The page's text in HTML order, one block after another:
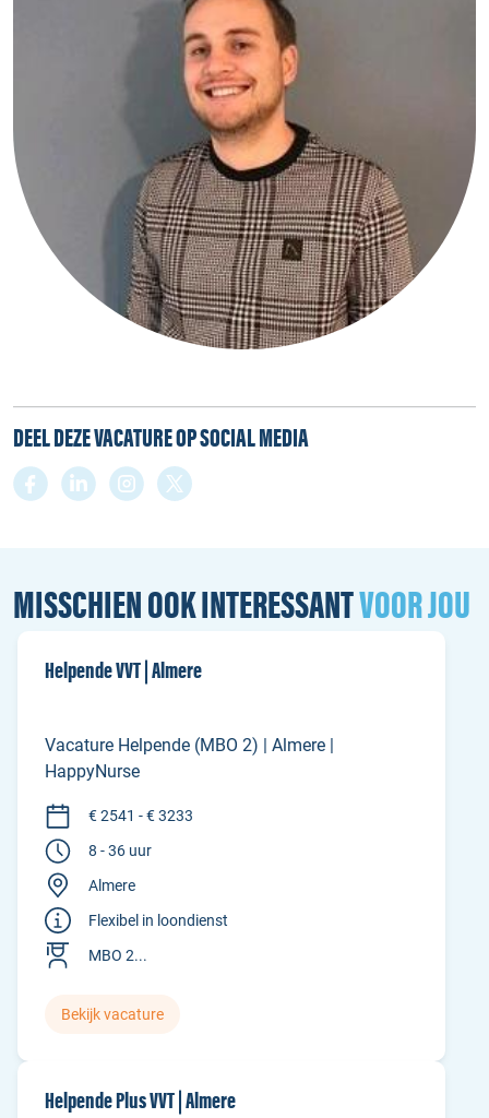
DEEL DEZE VACATURE OP SOCIAL MEDIA
MISSCHIEN OOK INTERESSANTVOOR JOU
Helpende VVT | Almere
Vacature Helpende (MBO 2) | Almere |
HappyNurse
€ 2541 - € 3233
8 - 36 uur
Almere
Flexibel in loondienst
MBO 2...
Bekijk vacature
Helpende Plus VVT | Almere